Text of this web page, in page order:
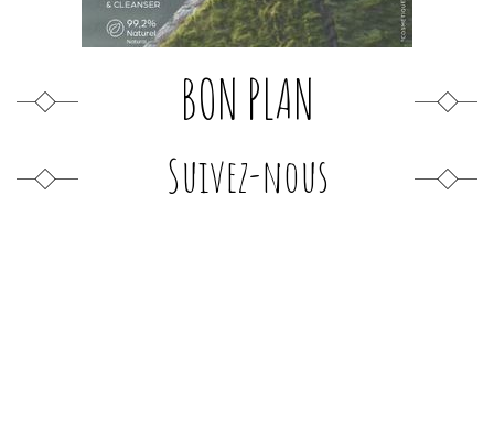
BON PLAN
Suivez-nous